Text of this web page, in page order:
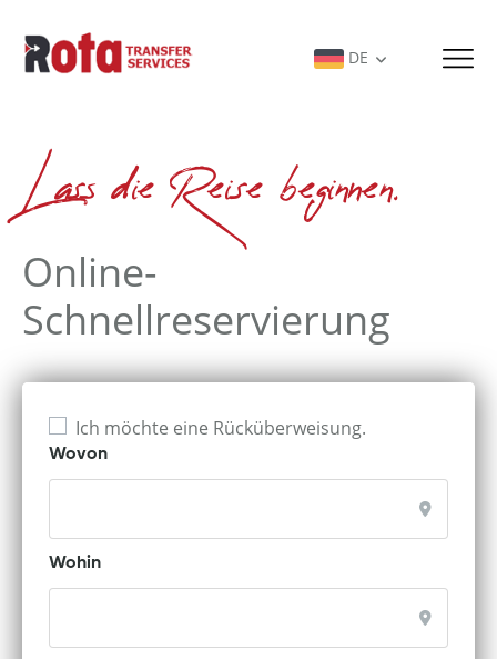
DE
Lass die Reise beginnen.
Online-
Schnellreservierung
Ich möchte eine Rücküberweisung.
Wovon
Wohin